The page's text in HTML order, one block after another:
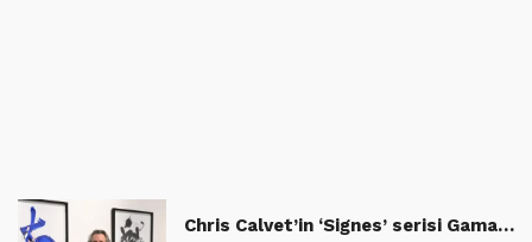
Chris Calvet’in ‘Signes’ serisi Gama…